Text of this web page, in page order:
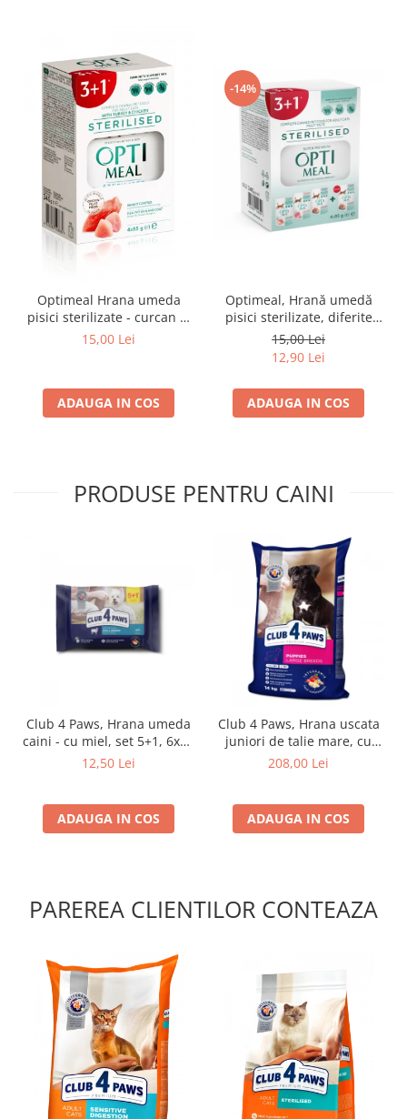
Optimeal Hrana umeda
pisici sterilizate - curcan si
pui in sos, set 3+1,
15,00 Lei
ADAUGA IN COS
-14%
Optimeal, Hrană umedă
pisici sterilizate, diferite
arome, (3+1), 0.34kg
15,00 Lei
12,90 Lei
ADAUGA IN COS
PRODUSE PENTRU CAINI
Club 4 Paws, Hrana umeda
caini - cu miel, set 5+1, 6x80
g
12,50 Lei
ADAUGA IN COS
Club 4 Paws, Hrana uscata
juniori de talie mare, cu
pui, 14kg
208,00 Lei
ADAUGA IN COS
PAREREA CLIENTILOR CONTEAZA